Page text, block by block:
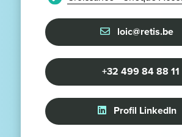
loic@retis.be
+32 499 84 88 11
Profil LinkedIn